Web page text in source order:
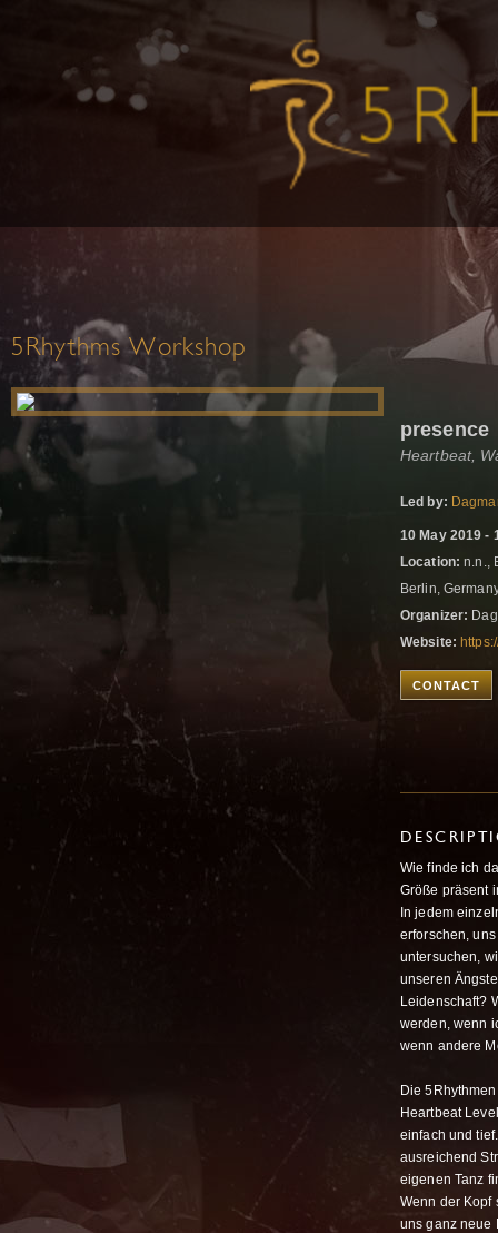
5Rhythms Workshop
presence
Heartbeat,
Led by:
10 May 2019 -
Location: n.n.,
Berlin,
Organizer:
Website:
CONTACT
Wie finde ich
Größe präsent
In jedem
erforschen,
untersuchen,
unseren
Leidenschaft?
werden, wenn
wenn andere
Die
Heartbeat
einfach und
ausreichend
eigenen Tanz
Wenn der Kopf
uns ganz neue